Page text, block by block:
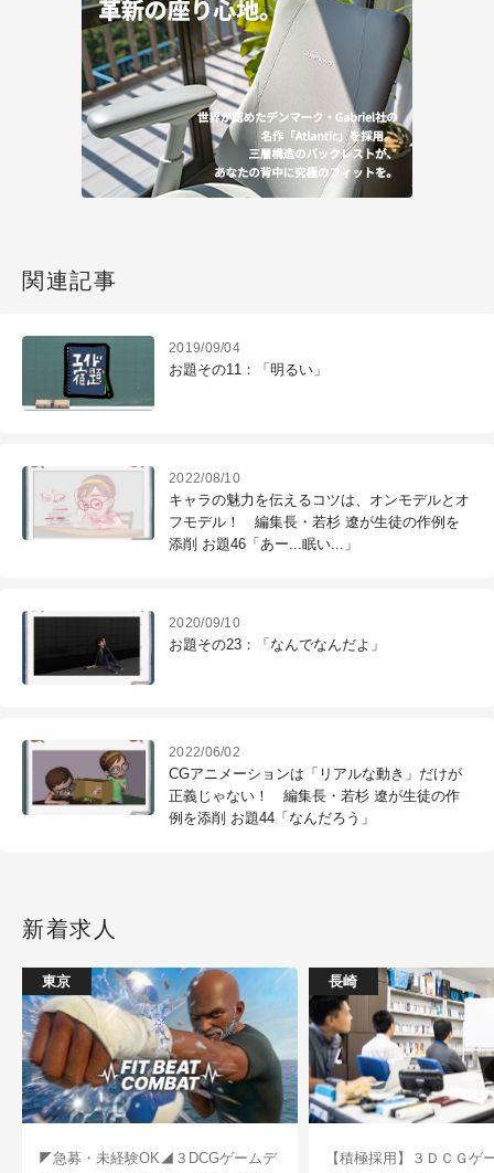
関連記事
2019/09/04
お題その11：「明るい」
2022/08/10
キャラの魅力を伝えるコツは、オンモデルとオ
フモデル！ 編集長・若杉 遼が生徒の作例を
添削 お題46「あー...眠い...」
2020/09/10
お題その23：「なんでなんだよ」
2022/06/02
CGアニメーションは「リアルな動き」だけが
正義じゃない！ 編集長・若杉 遼が生徒の作
例を添削 お題44「なんだろう」
新着求人
東京
◤急募・未経験OK◢３DCGゲームデ
長崎
【積極採用】３ＤＣＧゲ